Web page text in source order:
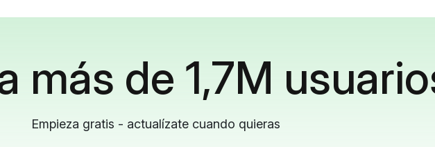
más de 1,7M
Empieza gratis - actualízate cuando quieras